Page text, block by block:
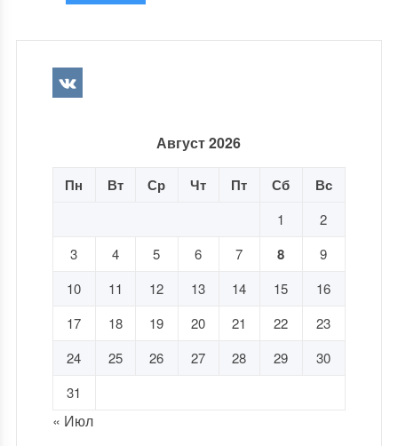
Август 2026
Пн Вт Ср Чт Пт Сб Вс
1
2
3
4 5 6 7 8
9
10
11 12 13 14 15
16
17
18 19 20 21 22
23
24
25 26 27 28 29
30
31
« Июл